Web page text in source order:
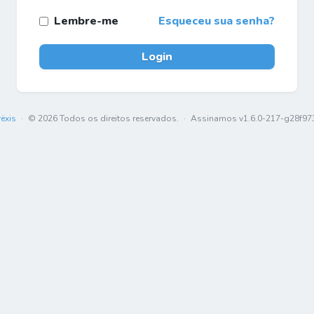
Lembre-me Esqueceu sua senha?
Login
· © 2026 Todos os direitos reservados. · Assinamos v1.6.0-217-